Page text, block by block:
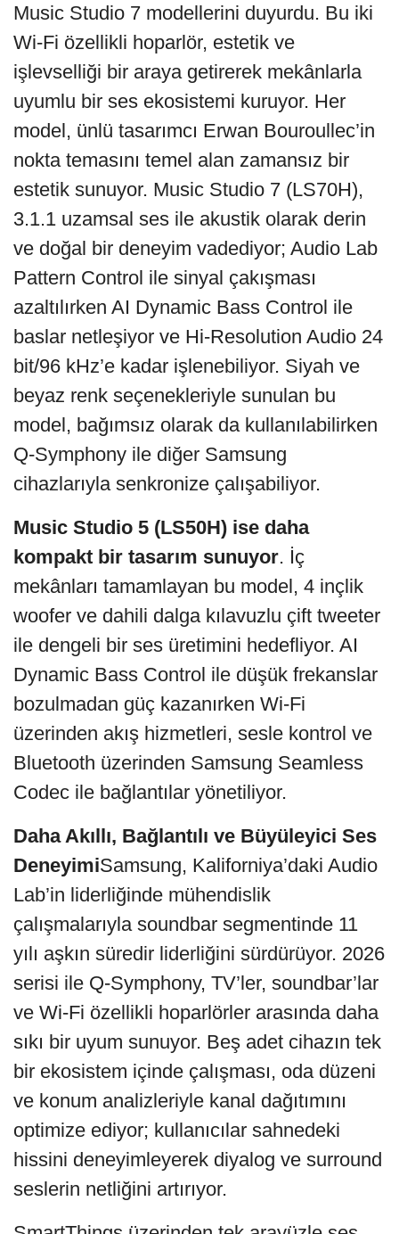
Music Studio 7 modellerini duyurdu. Bu iki
Wi‑Fi özellikli hoparlör, estetik ve
işlevselliği bir araya getirerek mekânlarla
uyumlu bir ses ekosistemi kuruyor. Her
model, ünlü tasarımcı Erwan Bouroullec’in
nokta temasını temel alan zamansız bir
estetik sunuyor. Music Studio 7 (LS70H),
3.1.1 uzamsal ses ile akustik olarak derin
ve doğal bir deneyim vadediyor; Audio Lab
Pattern Control ile sinyal çakışması
azaltılırken AI Dynamic Bass Control ile
baslar netleşiyor ve Hi‑Resolution Audio 24
bit/96 kHz’e kadar işlenebiliyor. Siyah ve
beyaz renk seçenekleriyle sunulan bu
model, bağımsız olarak da kullanılabilirken
Q‑Symphony ile diğer Samsung
cihazlarıyla senkronize çalışabiliyor.
Music Studio 5 (LS50H) ise daha
kompakt bir tasarım sunuyor. İç
mekânları tamamlayan bu model, 4 inçlik
woofer ve dahili dalga kılavuzlu çift tweeter
ile dengeli bir ses üretimini hedefliyor. AI
Dynamic Bass Control ile düşük frekanslar
bozulmadan güç kazanırken Wi‑Fi
üzerinden akış hizmetleri, sesle kontrol ve
Bluetooth üzerinden Samsung Seamless
Codec ile bağlantılar yönetiliyor.
Daha Akıllı, Bağlantılı ve Büyüleyici Ses
DeneyimiSamsung, Kaliforniya’daki Audio
Lab’in liderliğinde mühendislik
çalışmalarıyla soundbar segmentinde 11
yılı aşkın süredir liderliğini sürdürüyor. 2026
serisi ile Q‑Symphony, TV’ler, soundbar’lar
ve Wi‑Fi özellikli hoparlörler arasında daha
sıkı bir uyum sunuyor. Beş adet cihazın tek
bir ekosistem içinde çalışması, oda düzeni
ve konum analizleriyle kanal dağıtımını
optimize ediyor; kullanıcılar sahnedeki
hissini deneyimleyerek diyalog ve surround
seslerin netliğini artırıyor.